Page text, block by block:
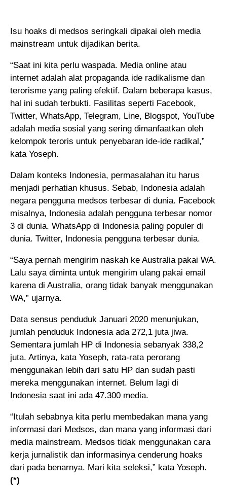
Isu hoaks di medsos seringkali dipakai oleh media
mainstream untuk dijadikan berita.
“Saat ini kita perlu waspada. Media online atau
internet adalah alat propaganda ide radikalisme dan
terorisme yang paling efektif. Dalam beberapa kasus,
hal ini sudah terbukti. Fasilitas seperti Facebook,
Twitter, WhatsApp, Telegram, Line, Blogspot, YouTube
adalah media sosial yang sering dimanfaatkan oleh
kelompok teroris untuk penyebaran ide-ide radikal,”
kata Yoseph.
Dalam konteks Indonesia, permasalahan itu harus
menjadi perhatian khusus. Sebab, Indonesia adalah
negara pengguna medsos terbesar di dunia. Facebook
misalnya, Indonesia adalah pengguna terbesar nomor
3 di dunia. WhatsApp di Indonesia paling populer di
dunia. Twitter, Indonesia pengguna terbesar dunia.
“Saya pernah mengirim naskah ke Australia pakai WA.
Lalu saya diminta untuk mengirim ulang pakai email
karena di Australia, orang tidak banyak menggunakan
WA,” ujarnya.
Data sensus penduduk Januari 2020 menunjukan,
jumlah penduduk Indonesia ada 272,1 juta jiwa.
Sementara jumlah HP di Indonesia sebanyak 338,2
juta. Artinya, kata Yoseph, rata-rata perorang
menggunakan lebih dari satu HP dan sudah pasti
mereka menggunakan internet. Belum lagi di
Indonesia saat ini ada 47.300 media.
“Itulah sebabnya kita perlu membedakan mana yang
informasi dari Medsos, dan mana yang informasi dari
media mainstream. Medsos tidak menggunakan cara
kerja jurnalistik dan informasinya cenderung hoaks
dari pada benarnya. Mari kita seleksi,” kata Yoseph.
(*)